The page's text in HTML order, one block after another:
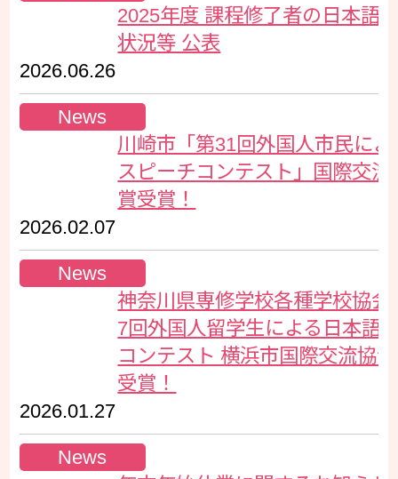
2025年度 課程修了者の日本語
状況等 公表
2026.06.26
News
川崎市「第31回外国人市民に
スピーチコンテスト」国際交流
賞受賞！
2026.02.07
News
神奈川県専修学校各種学校協会
7回外国人留学生による日本語
コンテスト 横浜市国際交流協
受賞！
2026.01.27
News